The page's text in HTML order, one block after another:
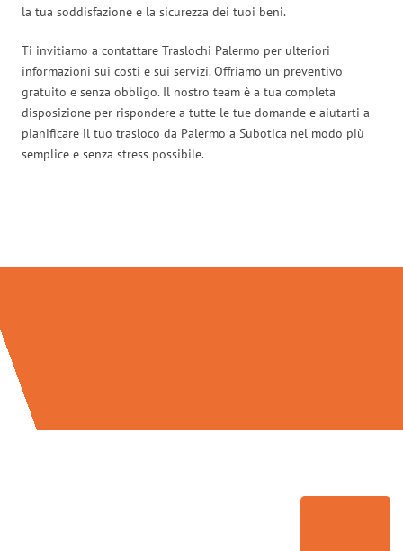
la tua soddisfazione e la sicurezza dei tuoi beni.
Ti invitiamo a contattare Traslochi Palermo per ulteriori
informazioni sui costi e sui servizi. Offriamo un preventivo
gratuito e senza obbligo. Il nostro team è a tua completa
disposizione per rispondere a tutte le tue domande e aiutarti a
pianificare il tuo trasloco da Palermo a Subotica nel modo più
semplice e senza stress possibile.